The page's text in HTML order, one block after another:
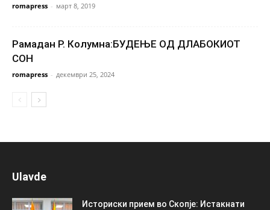
romapress - март 8, 2019
Рамадан Р. Колумна:БУДЕЊЕ ОД ДЛАБОКИОТ
СОН
romapress - декември 25, 2024
Ulavde
Историски прием во Скопје: Истакнати